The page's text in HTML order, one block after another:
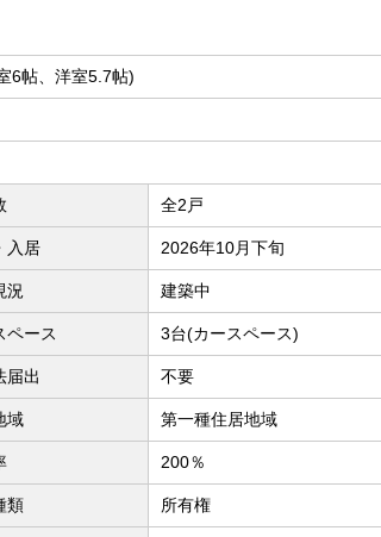
6帖、洋室5.7帖)
全2戸
入居 2026年10月下旬
況 建築中
ペース 3台(カースペース)
届出 不要
域 第一種住居地域
200％
類 所有権